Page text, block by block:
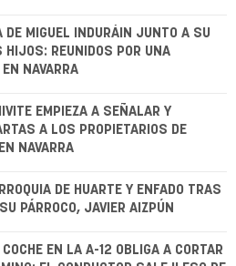
DE MIGUEL INDURÁIN JUNTO A SU
HIJOS: REUNIDOS POR UNA
NAVARRA
EMPIEZA A SEÑALAR Y
A LOS PROPIETARIOS DE
NAVARRA
DE HUARTE Y ENFADO TRAS
PÁRROCO, JAVIER AIZPÚN
EN LA A-12 OBLIGA A CORTAR